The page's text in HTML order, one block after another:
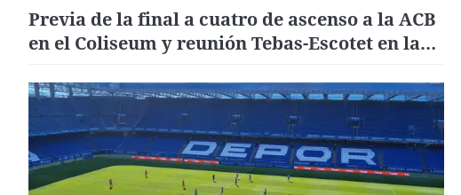
Previa de la final a cuatro de ascenso a la ACB
en el Coliseum y reunión Tebas-Escotet en la